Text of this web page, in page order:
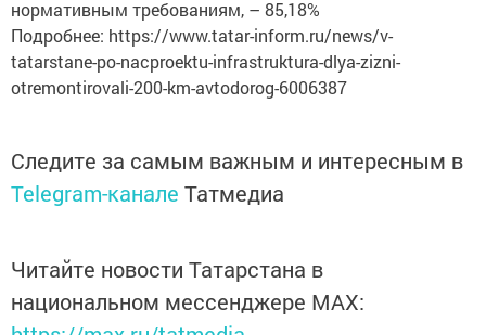
нормативным требованиям, – 85,18%
Подробнее: https://www.tatar-inform.ru/news/v-
tatarstane-po-nacproektu-infrastruktura-dlya-zizni-
otremontirovali-200-km-avtodorog-6006387
Следите за самым важным и интересным в
Telegram-канале Татмедиа
Читайте новости Татарстана в
национальном мессенджере MАХ: